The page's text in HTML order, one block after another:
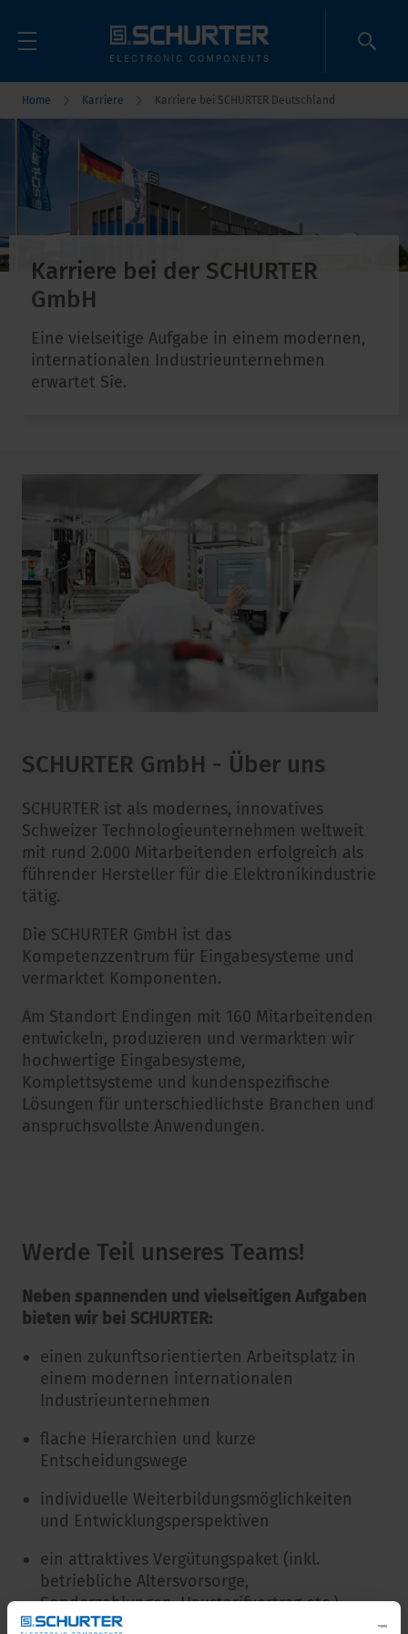
Home Karriere Karriere bei SCHURTER Deutschland
Karriere bei der SCHURTER
GmbH
Eine vielseitige Aufgabe in einem modernen,
internationalen Industrieunternehmen
erwartet Sie.
SCHURTER GmbH - Über uns
SCHURTER ist als modernes, innovatives
Schweizer Technologieunternehmen weltweit
mit rund 2.000 Mitarbeitenden erfolgreich als
führender Hersteller für die Elektronikindustrie
tätig.
Die SCHURTER GmbH ist das
Kompetenzzentrum für Eingabesysteme und
vermarktet Komponenten.
Am Standort Endingen mit 160 Mitarbeitenden
entwickeln, produzieren und vermarkten wir
hochwertige Eingabesysteme,
Komplettsysteme und kundenspezifische
Lösungen für unterschiedlichste Branchen und
anspruchsvollste Anwendungen.
Werde Teil unseres Teams!
Neben spannenden und vielseitigen Aufgaben
bieten wir bei SCHURTER:
einen zukunftsorientierten Arbeitsplatz in
einem modernen internationalen
Industrieunternehmen
flache Hierarchien und kurze
Entscheidungswege
individuelle Weiterbildungsmöglichkeiten
und Entwicklungsperspektiven
ein attraktives Vergütungspaket (inkl.
betriebliche Altersvorsorge,
Sonderzahlungen, Haustarifvertrag etc.)